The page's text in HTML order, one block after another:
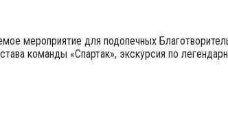
мероприятие для подопечных
команды «Спартак», экскурсия по